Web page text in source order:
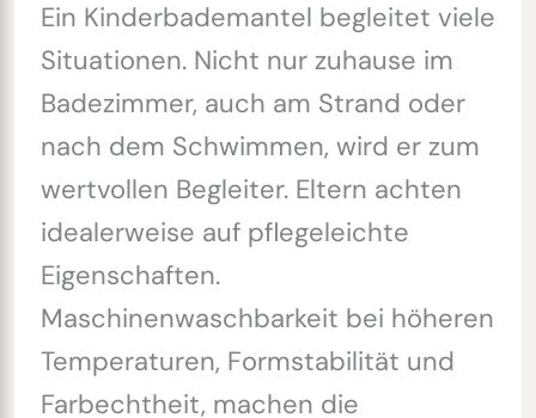
Ein Kinderbademantel begleitet viele
Situationen. Nicht nur zuhause im
Badezimmer, auch am Strand oder
nach dem Schwimmen, wird er zum
wertvollen Begleiter. Eltern achten
idealerweise auf pflegeleichte
Eigenschaften.
Maschinenwaschbarkeit bei höheren
Temperaturen, Formstabilität und
Farbechtheit, machen die